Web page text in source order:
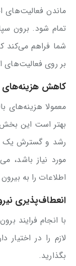
ماندن
تمام شود. برون
شما فراهم می‌کند
بر روی فعالیت‌های
کاهش هزینه‌های
معمولا هزینه‌های
بهتر است این بخش
رشد و گسترش یک
مورد نیاز باشد،
اطلاعات را به
انعطاف‌پذیری
با انجام فرایند
لازم را در اختیار
بگذارید.